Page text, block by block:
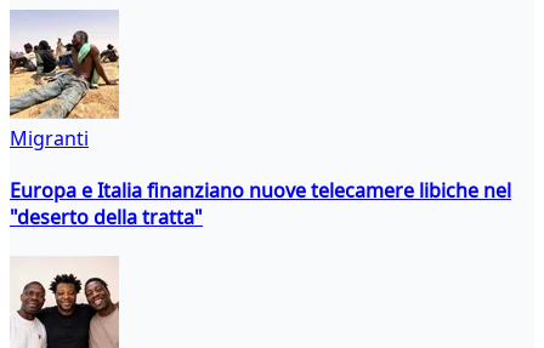
Migranti
Europa e Italia finanziano nuove telecamere libiche nel
"deserto della tratta"